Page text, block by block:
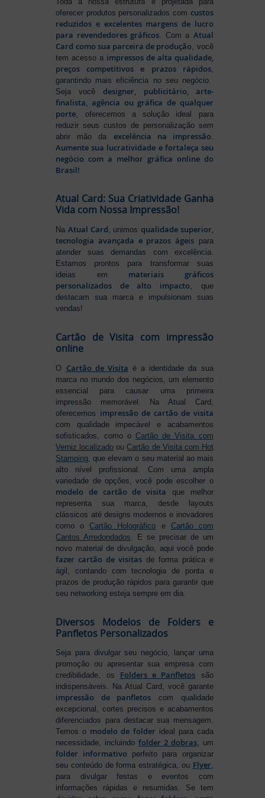
oferecer produtos personalizados com custos
reduzidos e excelentes margens de lucro
para revendedores gráficos . Com a Atual
Card como sua parceira de produção , você
tem acesso a impressos de alta qualidade,
preços competitivos e prazos rápidos,
garantindo mais eficiência no seu negócio.
Seja vocêdesigner, publicitário, arte-
finalista, agência ou gráfica de qualquer
porte , oferecemos a solução ideal para
reduzir seus custos de personalização sem
abrir mão da excelência na impressão
Aumente sua lucratividade e fortaleça seu
negócio com a melhor gráfica online do
Brasil!
Atual Card: Sua Criatividade Ganha
Vida com Nossa Impressão!
Na Atual Card, unimos qualidade superior,
tecnologia avançada e prazos ágeispara
atender suas demandas com excelência.
Estamos prontos para transformar suas
ideias em materiais gráficos
personalizados de alto impacto, que
destacam sua marca e impulsionam suas
vendas!
Cartão de Visita com impressão
online
O Cartão de Visita é a identidade da sua
marca no mundo dos negócios, um elemento
essencial para causar uma primeira
impressão memorável. Na Atual Card,
oferecemos impressão de cartão de visita
com qualidade impecável e acabamentos
sofisticados, como o Cartão de Visita com
Verniz localizado ouCartão de Visita com Hot
Stamping , que elevam o seu material ao mais
alto nível profissional. Com uma ampla
variedade de opções, você pode escolher o
modelo de cartão de visita que melhor
representa sua marca, desde layouts
clássicos até designs modernos e inovadores
como oCartão Holográfico e Cartão com
Cantos Arredondados . E se precisar de um
novo material de divulgação, aqui você pode
fazer cartão de visitas de forma prática e
ágil, contando com tecnologia de ponta e
prazos de produção rápidos para garantir que
seu networking esteja sempre em dia.
Diversos Modelos de Folders e
Panfletos Personalizados
Seja para divulgar seu negócio, lançar uma
promoção ou apresentar sua empresa com
credibilidade, os Folders e Panfletos são
indispensáveis. Na Atual Card, você garante
impressão de panfletos com qualidade
excepcional, cortes precisos e acabamentos
diferenciados para destacar sua mensagem.
Temos o modelo de folder ideal para cada
necessidade, incluindofolder 2 dobras, um
folder informativo perfeito para organizar
seu conteúdo de forma estratégica, ou Flyer,
para divulgar festas e eventos com
informações rápidas e resumidas. Se tem